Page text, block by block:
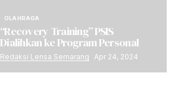
OLAHRAGA
“Recovery Training” PSIS
Dialihkan ke Program Personal
Redaksi Lensa Semarang Apr 24, 2024